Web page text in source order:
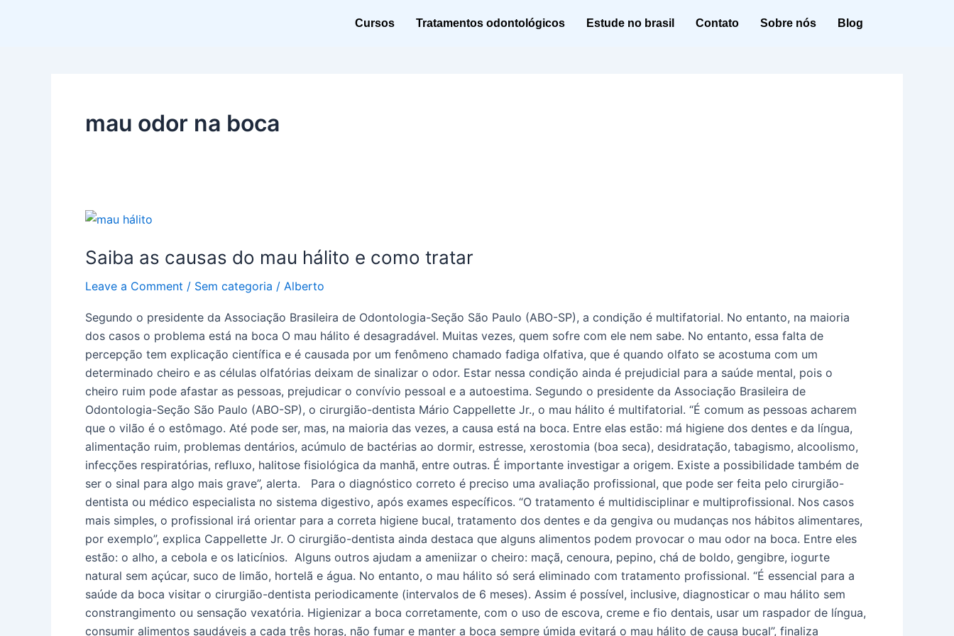
Cursos Tratamentos odontológicos Estude no brasil Contato Sobre nós Blog
mau odor na boca
Saiba as causas do mau hálito e como tratar
Leave a Comment / Sem categoria / Alberto
Segundo o presidente da Associação Brasileira de Odontologia-Seção São Paulo (ABO-SP), a condição é multifatorial. No entanto, na maioria
dos casos o problema está na boca O mau hálito é desagradável. Muitas vezes, quem sofre com ele nem sabe. No entanto, essa falta de
percepção tem explicação científica e é causada por um fenômeno chamado fadiga olfativa, que é quando olfato se acostuma com um
determinado cheiro e as células olfatórias deixam de sinalizar o odor. Estar nessa condição ainda é prejudicial para a saúde mental, pois o
cheiro ruim pode afastar as pessoas, prejudicar o convívio pessoal e a autoestima. Segundo o presidente da Associação Brasileira de
Odontologia-Seção São Paulo (ABO-SP), o cirurgião-dentista Mário Cappellette Jr., o mau hálito é multifatorial. “É comum as pessoas acharem
que o vilão é o estômago. Até pode ser, mas, na maioria das vezes, a causa está na boca. Entre elas estão: má higiene dos dentes e da língua,
alimentação ruim, problemas dentários, acúmulo de bactérias ao dormir, estresse, xerostomia (boa seca), desidratação, tabagismo, alcoolismo,
infecções respiratórias, refluxo, halitose fisiológica da manhã, entre outras. É importante investigar a origem. Existe a possibilidade também de
ser o sinal para algo mais grave”, alerta. Para o diagnóstico correto é preciso uma avaliação profissional, que pode ser feita pelo cirurgião-
dentista ou médico especialista no sistema digestivo, após exames específicos. “O tratamento é multidisciplinar e multiprofissional. Nos casos
mais simples, o profissional irá orientar para a correta higiene bucal, tratamento dos dentes e da gengiva ou mudanças nos hábitos alimentares,
por exemplo”, explica Cappellette Jr. O cirurgião-dentista ainda destaca que alguns alimentos podem provocar o mau odor na boca. Entre eles
estão: o alho, a cebola e os laticínios. Alguns outros ajudam a ameniizar o cheiro: maçã, cenoura, pepino, chá de boldo, gengibre, iogurte
natural sem açúcar, suco de limão, hortelã e água. No entanto, o mau hálito só será eliminado com tratamento profissional. “É essencial para a
saúde da boca visitar o cirurgião-dentista periodicamente (intervalos de 6 meses). Assim é possível, inclusive, diagnosticar o mau hálito sem
constrangimento ou sensação vexatória. Higienizar a boca corretamente, com o uso de escova, creme e fio dentais, usar um raspador de língua,
consumir alimentos saudáveis a cada três horas, não fumar e manter a boca sempre úmida evitará o mau hálito de causa bucal”, finaliza
Saiba
causas
mau
hálito
e
tratar